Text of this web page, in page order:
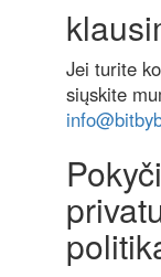
Jei turite
siųskite